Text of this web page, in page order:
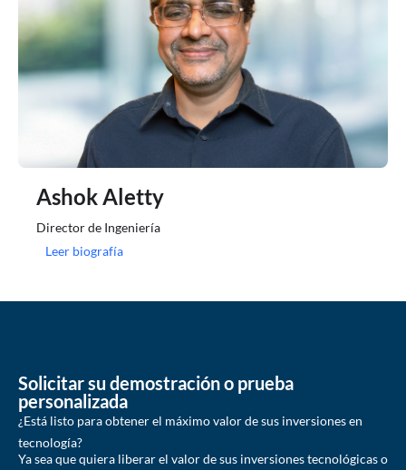
Ashok Aletty
Director de Ingeniería
Leer biografía
Solicitar su demostración o prueba
personalizada
¿Está listo para obtener el máximo valor de sus inversiones en
tecnología?
Ya sea que quiera liberar el valor de sus inversiones tecnológicas o